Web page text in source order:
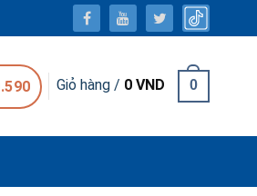
Giỏ hàng / 0VND 0